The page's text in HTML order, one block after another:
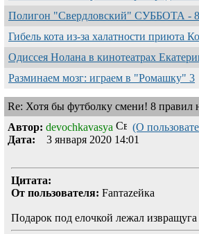
Полигон "Свердловский" СУББОТА - 8
Гибель кота из-за халатности приюта
Одиссея Нолана в кинотеатрах
Разминаем мозг: играем в "Ромашку" 3
Re: Хотя бы футболку смени! 8 правил
Автор: devochkavasya
(О
Дата: 3 января 2020 14:01
Цитата:
От пользователя: Fanтаzeйкa
Подарок под елочкой лежал извращуга